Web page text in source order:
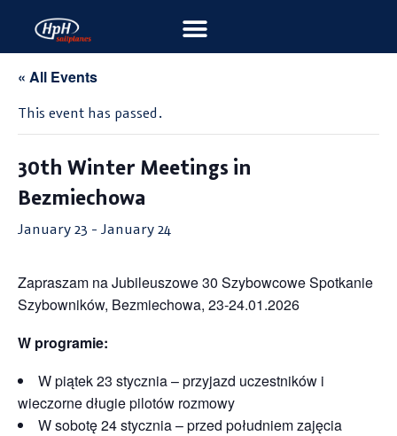
« All Events
This event has passed.
30th Winter Meetings in
Bezmiechowa
January 23 - January 24
Zapraszam na Jubileuszowe 30 Szybowcowe Spotkanie
Szybowników, Bezmiechowa, 23-24.01.2026
W programie:
W piątek 23 stycznia – przyjazd uczestników i
wieczorne długie pilotów rozmowy
W sobotę 24 stycznia – przed południem zajęcia